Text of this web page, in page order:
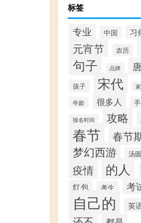
标签
专业 中国 习
元宵节 农历
句子 品牌
孩子 宋代
年龄 很多人
报名时间 攻略
春节 春节
梦幻西游 汤圆
疫情 的人
红包 考生 考
自己的 英